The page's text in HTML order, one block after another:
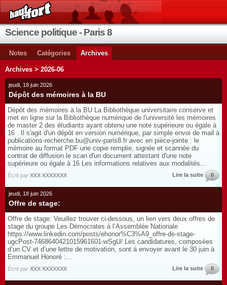
Science politique - Paris 8
Notes Catégories Archives
Archives > 2026-06
jeudi, 18 juin 2026
Dépôt des mémoires à la BU
Dépôt des mémoires à la BU La Bibliothèque universitaire conserve et
met en ligne sur la Bibliothèque numérique de l'université les mémoires
de master 2 des étudiants ayant obtenu une note supérieure ou égale à
16 . Il s'agit d'un dépôt en version numérique, par simple envoi de mail à
publications-recherche.bu@univ-paris8.fr avec en pièce-jointe : le
mémoire au format PDF une copie remplie, signée et scannée du
contrat de diffusion le scan d'un document attestant d'une note
supérieure ou égale à 16 Les informations relatives aux modalités...
Écrit par XXX XXXXXXX Lire la suite 0
jeudi, 18 juin 2026
Offre de stage:
Offre de stage: Veuillez trouver ci-dessous, un lien vers deux offres de
stage du groupe Les Démocrates à l’Assemblée Nationale
https://www.linkedin.com/posts/ehonor%C3%A9_offre-de-stage-
ugcPost-7468640421015961601-wSgU/ Les candidatures, composées
d’un CV et d’une lettre de motivation, sont à envoyer avant le 30 juin à
Emmanuel Honoré :...
Écrit par XXX XXXXXXX Lire la suite 0